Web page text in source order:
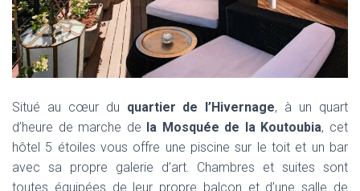
Situé au cœur du quartier de l’Hivernage, à un quart
d’heure de marche de la Mosquée de la Koutoubia, cet
hôtel 5 étoiles vous offre une piscine sur le toit et un bar
avec sa propre galerie d’art. Chambres et suites sont
toutes équipées de leur propre balcon et d’une salle de